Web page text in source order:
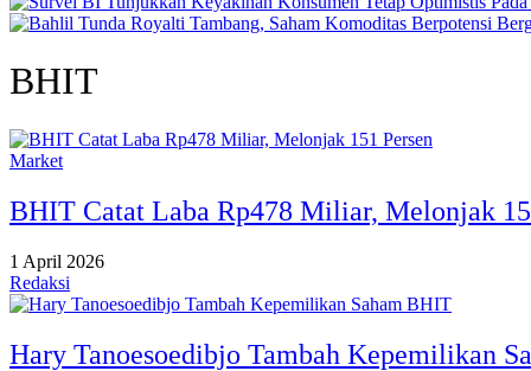
BHIT
Market
BHIT Catat Laba Rp478 Miliar, Melonjak
1 April 2026
Redaksi
Hary Tanoesoedibjo Tambah Kepemilikan